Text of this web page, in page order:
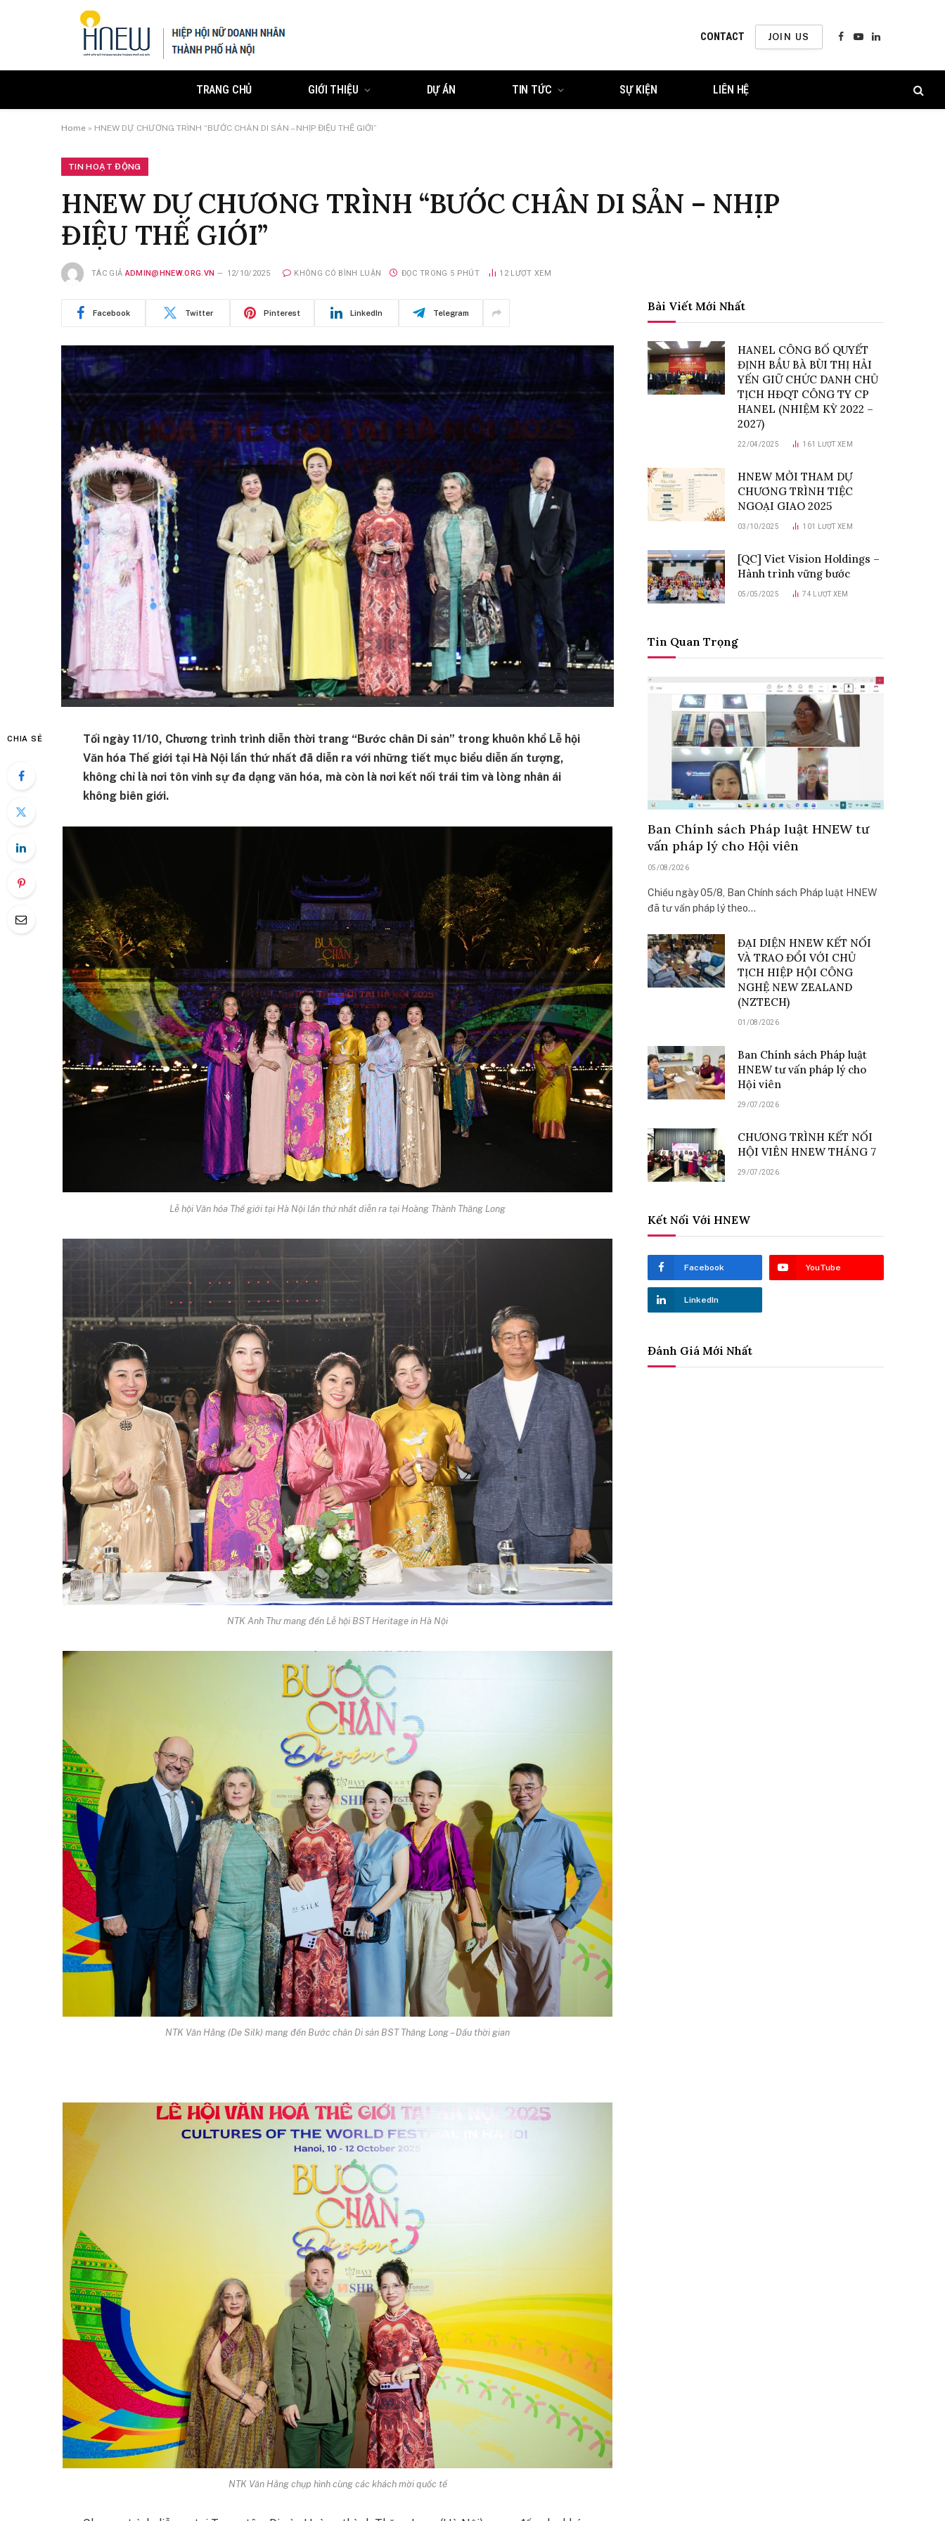
CONTACT JOIN US
Facebook
YouTubeLinkedIn
TRANG CHỦ GIỚI THIỆU DỰ ÁN TIN TỨC SỰ KIỆN LIÊN HỆ
Home » HNEW DỰ CHƯƠNG TRÌNH “BƯỚC CHÂN DI SẢN – NHỊP ĐIỆU THẾ GIỚI”
TIN HOẠT ĐỘNG
HNEW DỰ CHƯƠNG TRÌNH “BƯỚC CHÂN DI SẢN – NHỊP
ĐIỆU THẾ GIỚI”
TÁC GIẢ ADMIN@HNEW.ORG.VN 12/10/2025 KHÔNG CÓ BÌNH LUẬN ĐỌC TRONG 5 PHÚT 12 LƯỢT XEM
Facebook Twitter Pinterest LinkedIn Telegram
CHIA SẺ
Tối ngày 11/10, Chương trình trình diễn thời trang “Bước chân Di sản” trong khuôn khổ Lễ hội
Văn hóa Thế giới tại Hà Nội lần thứ nhất đã diễn ra với những tiết mục biểu diễn ấn tượng,
không chỉ là nơi tôn vinh sự đa dạng văn hóa, mà còn là nơi kết nối trái tim và lòng nhân ái
không biên giới.
Lễ hội Văn hóa Thế giới tại Hà Nội lần thứ nhất diễn ra tại Hoàng Thành Thăng Long
NTK Anh Thư mang đến Lễ hội BST Heritage in Hà Nội
NTK Văn Hằng (De Silk) mang đến Bước chân Di sản BST Thăng Long – Dấu thời gian
NTK Văn Hằng chụp hình cùng các khách mời quốc tế
Bài Viết Mới Nhất
HANEL CÔNG BỐ QUYẾT
ĐỊNH BẦU BÀ BÙI THỊ HẢI
YẾN GIỮ CHỨC DANH CHỦ
TỊCH HĐQT CÔNG TY CP
HANEL (NHIỆM KỲ 2022 –
2027)
22/04/2025 161 LƯỢT XEM
HNEW MỜI THAM DỰ
CHƯƠNG TRÌNH TIỆC
NGOẠI GIAO 2025
03/10/2025 101 LƯỢT XEM
[QC] Viet Vision Holdings –
Hành trình vững bước
05/05/2025 74 LƯỢT XEM
Tin Quan Trọng
Ban Chính sách Pháp luật HNEW tư
vấn pháp lý cho Hội viên
05/08/2026
Chiều ngày 05/8, Ban Chính sách Pháp luật HNEW
đã tư vấn pháp lý theo…
ĐẠI DIỆN HNEW KẾT NỐI
VÀ TRAO ĐỔI VỚI CHỦ
TỊCH HIỆP HỘI CÔNG
NGHỆ NEW ZEALAND
(NZTECH)
01/08/2026
Ban Chính sách Pháp luật
HNEW tư vấn pháp lý cho
Hội viên
29/07/2026
CHƯƠNG TRÌNH KẾT NỐI
HỘI VIÊN HNEW THÁNG 7
29/07/2026
Kết Nối Với HNEW
Facebook YouTube
LinkedIn
Đánh Giá Mới Nhất